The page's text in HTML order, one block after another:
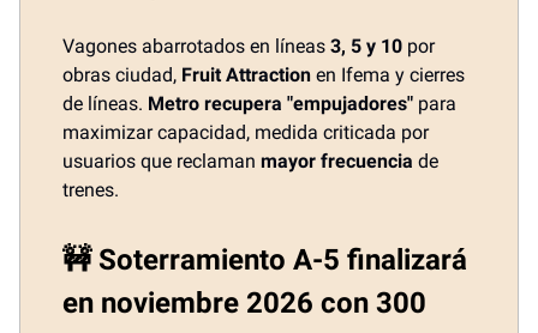
Vagones abarrotados en líneas 3, 5 y 10 por
obras ciudad, Fruit Attraction en Ifema y cierres
de líneas. Metro recupera "empujadores" para
maximizar capacidad, medida criticada por
usuarios que reclaman mayor frecuencia de
trenes.
🚧 Soterramiento A-5 finalizará
en noviembre 2026 con 300